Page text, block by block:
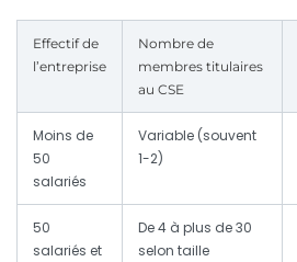
Effectif de
l’entreprise
Nombre de
membres titulaires
au CSE
Moins de
50
salariés
Variable (souvent
1-2)
50
salariés et
De 4 à plus de 30
selon taille